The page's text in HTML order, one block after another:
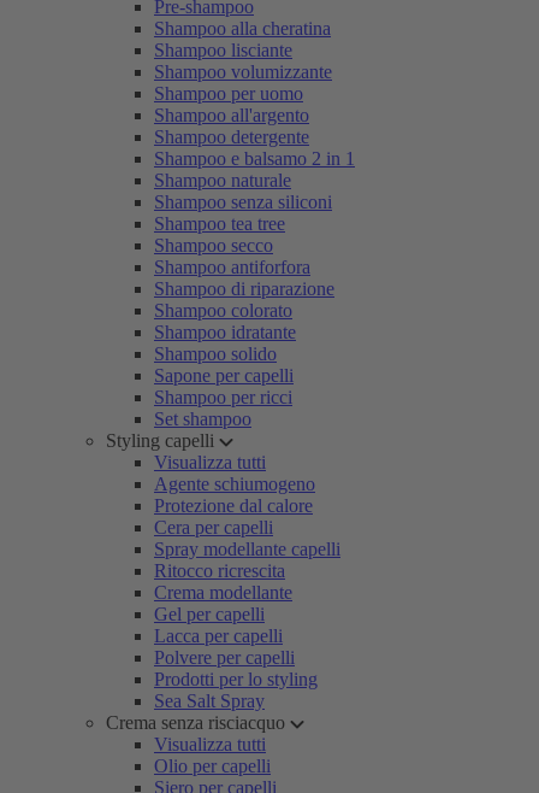
Pre-shampoo
Shampoo alla cheratina
Shampoo lisciante
Shampoo volumizzante
Shampoo per uomo
Shampoo all'argento
Shampoo detergente
Shampoo e balsamo 2 in 1
Shampoo naturale
Shampoo senza siliconi
Shampoo tea tree
Shampoo secco
Shampoo antiforfora
Shampoo di riparazione
Shampoo colorato
Shampoo idratante
Shampoo solido
Sapone per capelli
Shampoo per ricci
Set shampoo
Styling capelli
Visualizza tutti
Agente schiumogeno
Protezione dal calore
Cera per capelli
Spray modellante capelli
Ritocco ricrescita
Crema modellante
Gel per capelli
Lacca per capelli
Polvere per capelli
Prodotti per lo styling
Sea Salt Spray
Crema senza risciacquo
Visualizza tutti
Olio per capelli
Siero per capelli